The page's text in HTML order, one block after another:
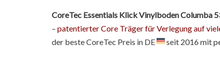
CoreTec Essentials Klick Vinylboden Columba
– patentierter Core Träger für Verlegung auf
der beste CoreTec Preis in DE
seit 2016 mit